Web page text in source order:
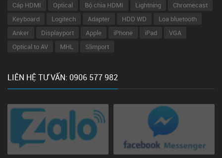
Cáp HDMI Optical Bộ chia HDMI Lightning
Chromecast
Keyboard
Logitech Adapter HDD WD
Loa bluetooth
Anker
Displayport Apple iPhone iPad
VGA
Optical to AV
MHL Slimport
LIÊN HỆ TƯ VẤN: 0906 577 982